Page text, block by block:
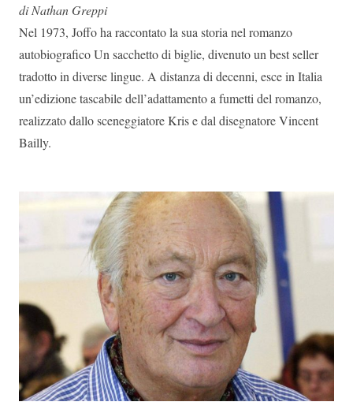
di Nathan Greppi
Nel 1973, Joffo ha raccontato la sua storia nel romanzo
autobiografico Un sacchetto di biglie, divenuto un best seller
tradotto in diverse lingue. A distanza di decenni, esce in Italia
un’edizione tascabile dell’adattamento a fumetti del romanzo,
realizzato dallo sceneggiatore Kris e dal disegnatore Vincent
Bailly.